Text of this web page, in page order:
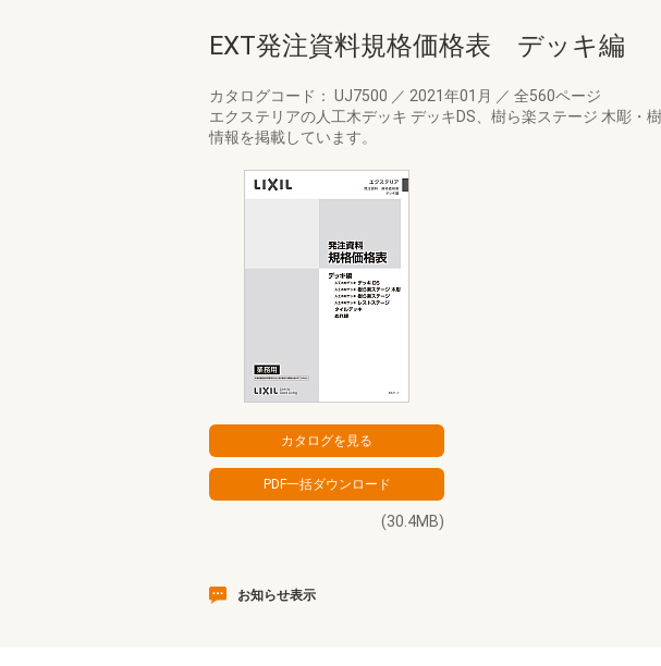
EXT発注資料規格価格表 デッキ編
カタログコード： UJ7500 ／ 2021年01月 ／ 全560ページ
エクステリアの人工木デッキ デッキDS、樹ら楽ステージ 木彫
情報を掲載しています。
(30.4MB)
お知らせ表示